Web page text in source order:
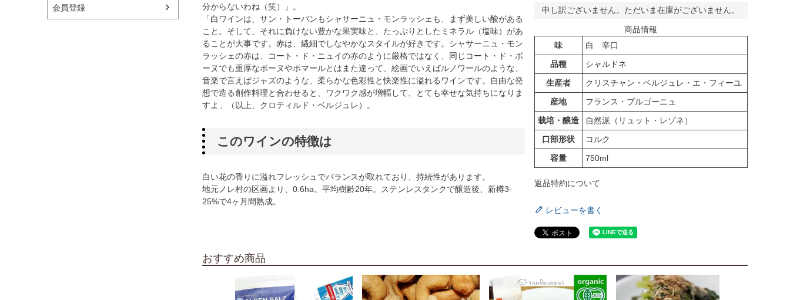
会員登録
分からないわね（笑）」。
「白ワインは、サン・トーバンもシャサーニュ・モンラッシェも、まず美しい酸がある
こと。そして、それに負けない豊かな果実味と、たっぷりとしたミネラル（塩味）があ
ることが大事です。赤は、繊細でしなやかなスタイルが好きです。シャサーニュ・モン
ラッシェの赤は、コート・ド・ニュイの赤のように厳格ではなく、同じコート・ド・ボ
ーヌでも重厚なボーヌやポマールとはまた違って、絵画でいえばルノワールのような、
音楽で言えばジャズのような、柔らかな色彩性と快楽性に溢れるワインです。自由な発
想で造る創作料理と合わせると、ワクワク感が増幅して、とても幸せな気持ちになりま
すよ」（以上、クロティルド・ベルジュレ）。
このワインの特徴は
白い花の香りに溢れフレッシュでバランスが取れており、持続性があります。
地元ノレ村の区画より、0.6ha。平均樹齢20年。ステンレスタンクで醸造後、新樽3-
25%で4ヶ月間熟成。
申し訳ございません。ただいま在庫がございません。
商品情報
味
白 辛口
品種
シャルドネ
生産者
クリスチャン・ベルジュレ・エ・フィーユ
産地
フランス・ブルゴーニュ
栽培・醸造
自然派（リュット・レゾネ）
口部形状
コルク
容量
750ml
返品特約について
レビューを書く
おすすめ商品